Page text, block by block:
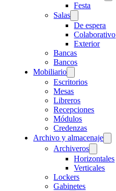
Festa
Salas
De espera
Colaborativo
Exterior
Bancas
Bancos
Mobiliario
Escritorios
Mesas
Libreros
Recepciones
Módulos
Credenzas
Archivo y almacenaje
Archiveros
Horizontales
Verticales
Lockers
Gabinetes